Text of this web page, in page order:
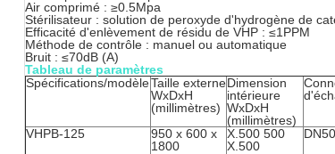
Air comprimé : ≥0.5Mpa
Stérilisateur : solution de peroxyde d'hydrogène de
Efficacité d'enlèvement de résidu de VHP : ≤1PPM
Méthode de contrôle : manuel ou automatique
Bruit : ≤70dB (A)
Tableau de paramètres
Spécifications/modèleTaille externe
WxDxH
(millimètres)
Dimension
intérieure
WxDxH
(millimètres)
VHPB-125
950 x 600 x
1800
X.500 500
X.500
DN50